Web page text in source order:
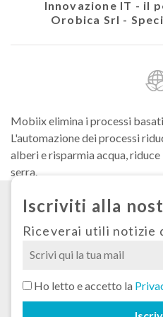
Innovazione IT - il
Orobica Srl -
Mobiix elimina i processi
L'automazione dei processi
alberi e risparmia acqua,
serra.
Condizioni
Iscriviti alla
Riceverai utili notizie
Si
prega
Ho letto e accetto la